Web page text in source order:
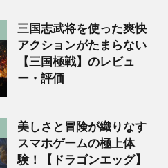
三国志武将を使った爽快
アクションがたまらない
【三国極戦】のレビュ
ー・評価
美しさと冒険が織りなす
スマホゲームの極上体
験！【ドラゴンエッグ】